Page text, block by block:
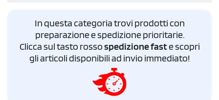
Spedizione e bozza grafica sempre gratuita. Calcola il tuo preventivo ed
ordina online
In questa categoria trovi prodotti con
preparazione e spedizione prioritarie.
Clicca sul tasto rossospedizione faste scopri
gli articoli disponibili ad invio immediato!